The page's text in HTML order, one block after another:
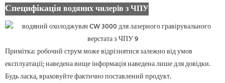
Специфікаціяводяних чилерів з ЧПУ
Примітка: робочий струм може відрізнятися залежно від умов
експлуатації; наведена вище інформація наведена лише для довідки.
Будь ласка, враховуйте фактично поставлений продукт.